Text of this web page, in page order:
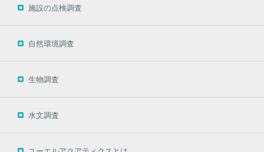
施設の点検調査
自然環境調査
生物調査
水文調査